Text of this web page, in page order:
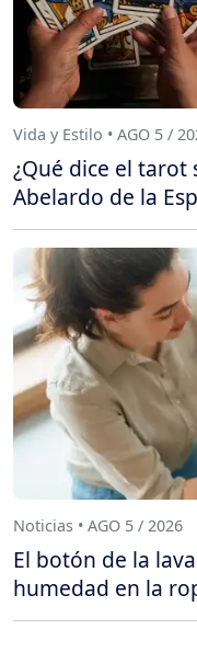
Vida y Estilo • AGO 5 /
¿Qué dice el tarot
Abelardo de la
Noticias • AGO 5 / 2026
El botón de la
humedad en la